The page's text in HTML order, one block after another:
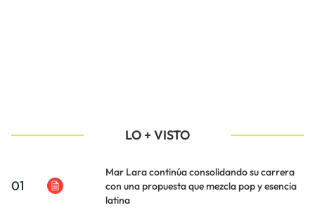
LO + VISTO
01
Mar Lara continúa consolidando su carrera
con una propuesta que mezcla pop y esencia
latina